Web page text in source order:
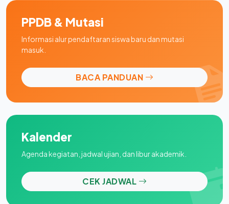
PPDB & Mutasi
Informasi alur pendaftaran siswa baru dan mutasi
masuk.
BACA PANDUAN
Kalender
Agenda kegiatan, jadwal ujian, dan libur akademik.
CEK JADWAL